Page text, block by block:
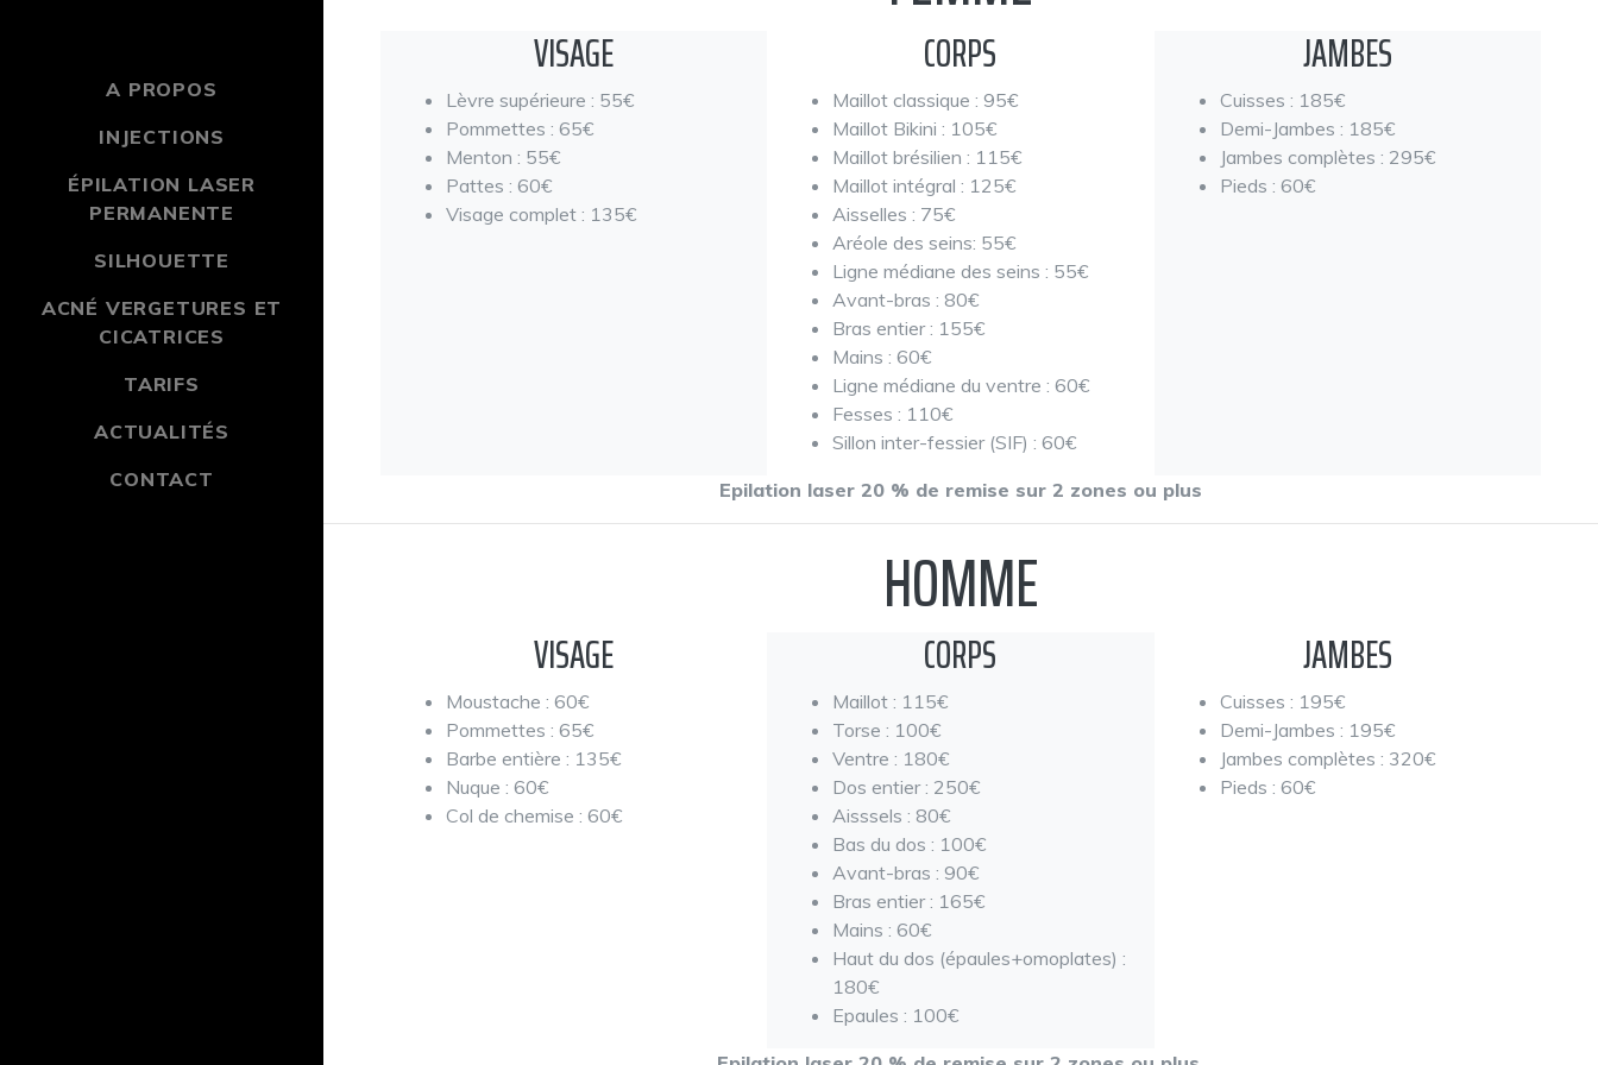
A PROPOS
INJECTIONS
ÉPILATION LASER
PERMANENTE
SILHOUETTE
ACNÉ VERGETURES ET
CICATRICES
TARIFS
ACTUALITÉS
CONTACT
VISAGE
Lèvre supérieure : 55€
Pommettes : 65€
Menton : 55€
Pattes : 60€
Visage complet : 135€
CORPS
Maillot classique : 95€
Maillot Bikini : 105€
Maillot brésilien : 115€
Maillot intégral : 125€
Aisselles : 75€
Aréole des seins: 55€
Ligne médiane des seins : 55€
Avant-bras : 80€
Bras entier : 155€
Mains : 60€
Ligne médiane du ventre : 60€
Fesses : 110€
Sillon inter-fessier (SIF) : 60€
JAMBES
Cuisses : 185€
Demi-Jambes : 185€
Jambes complètes : 295€
Pieds : 60€
Epilation laser 20 % de remise sur 2 zones ou plus
HOMME
VISAGE
Moustache : 60€
Pommettes : 65€
Barbe entière : 135€
Nuque : 60€
Col de chemise : 60€
CORPS
Maillot : 115€
Torse : 100€
Ventre : 180€
Dos entier : 250€
Aisssels : 80€
Bas du dos : 100€
Avant-bras : 90€
Bras entier : 165€
Mains : 60€
Haut du dos (épaules+omoplates) :
180€
Epaules : 100€
JAMBES
Cuisses : 195€
Demi-Jambes : 195€
Jambes complètes : 320€
Pieds : 60€